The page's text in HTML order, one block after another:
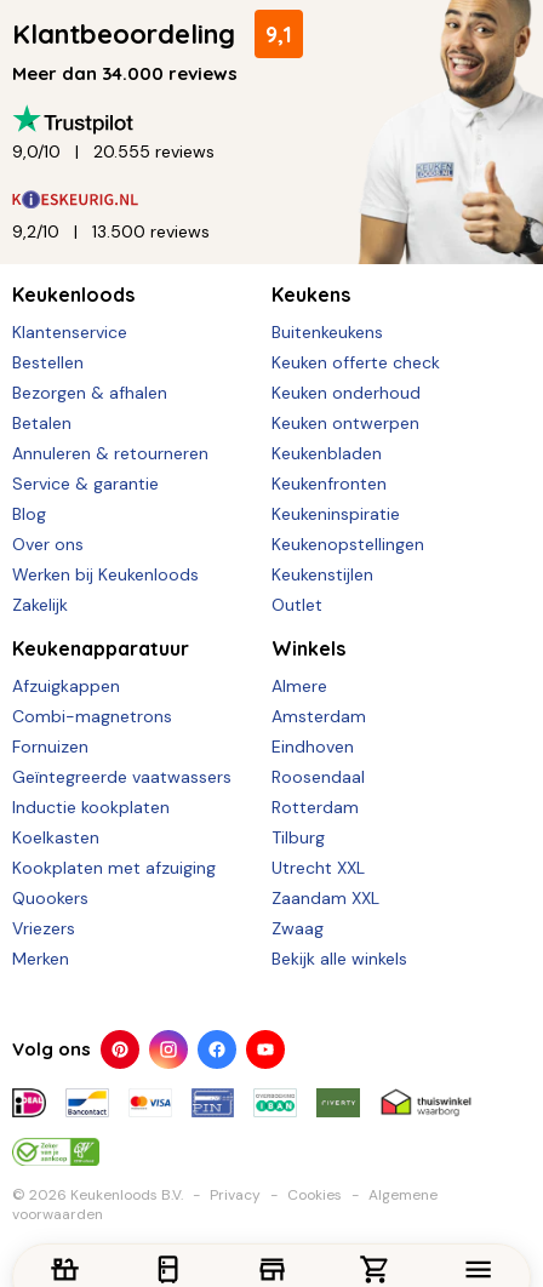
Klantbeoordeling 9,1
Meer dan 34.000 reviews
9,0/10 20.555 reviews
9,2/10 13.500 reviews
Keukenloods
Klantenservice
Bestellen
Bezorgen & afhalen
Betalen
Annuleren & retourneren
Service & garantie
Blog
Over ons
Werken bij Keukenloods
Zakelijk
Keukens
Buitenkeukens
Keuken offerte check
Keuken onderhoud
Keuken ontwerpen
Keukenbladen
Keukenfronten
Keukeninspiratie
Keukenopstellingen
Keukenstijlen
Outlet
Keukenapparatuur
Afzuigkappen
Combi-magnetrons
Fornuizen
Geïntegreerde vaatwassers
Inductie kookplaten
Koelkasten
Kookplaten met afzuiging
Quookers
Vriezers
Merken
Winkels
Almere
Amsterdam
Eindhoven
Roosendaal
Rotterdam
Tilburg
Utrecht XXL
Zaandam XXL
Zwaag
Bekijk alle winkels
Volg ons
© 2026 Keukenloods B.V. Privacy Cookies
Algemene
voorwaarden